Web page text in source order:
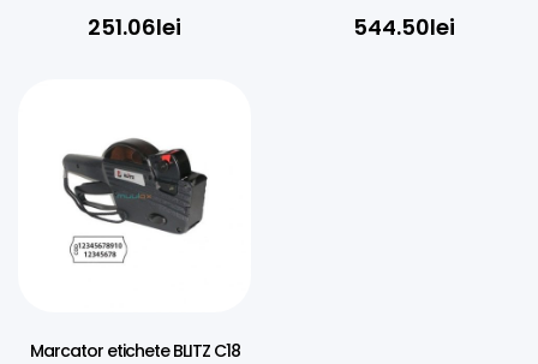
caractere
251.06lei
alfanumeric) | Preț, EXP, LOT
544.50lei
Marcator etichete BLITZ C18